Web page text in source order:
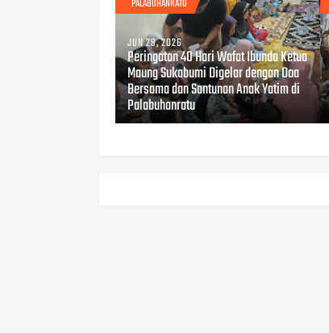
PALABUHANRATU
JUN 29, 2026
Peringatan 40 Hari Wafat Ibunda Ketua
Maung Sukabumi Digelar dengan Doa
Bersama dan Santunan Anak Yatim di
Palabuhanratu